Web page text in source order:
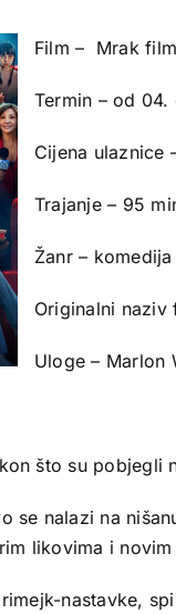
Film – Mrak
Termin – od
Cijena ulaznice
Trajanje – 95
Žanr – komedija
Originalni naziv
Uloge – Marlon
što su
se nalazi na
likovima i
nastavke,